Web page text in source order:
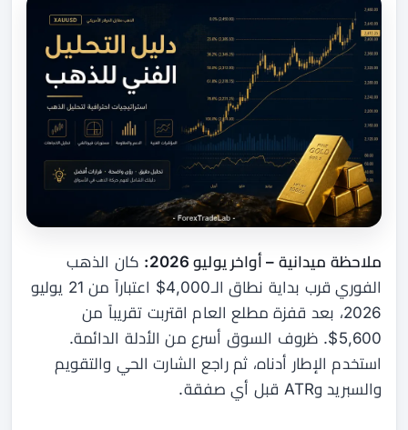
ملاحظة ميدانية – أواخر يوليو 2026:
كان الذهب
الفوري قرب بداية نطاق الـ4,000$ اعتباراً من 21 يوليو
2026، بعد قفزة مطلع العام اقتربت تقريباً من
5,600$. ظروف السوق أسرع من الأدلة الدائمة.
استخدم الإطار أدناه، ثم راجع الشارت الحي والتقويم
والسبريد وATR قبل أي صفقة.